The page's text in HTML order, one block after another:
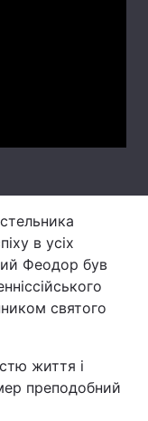
в усіх
Феодор був
святого
життя і
преподобний